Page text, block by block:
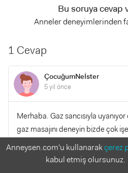
Bu soruya cevap
Anneler deneyimlerinden
1 Cevap
ÇocuğumNeİster
5 yıl önce
Merhaba. Gaz sancısıyla
gaz masajını deneyin bizde çok
0
Anneysen.com'u kullanarakçerez
kabul etmiş olursunuz.